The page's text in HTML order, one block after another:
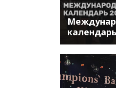
бальным
году.